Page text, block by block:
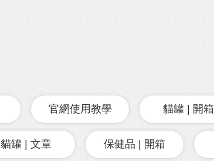
官網使用教學 貓罐 | 開箱
貓罐 | 文章 保健品 | 開箱